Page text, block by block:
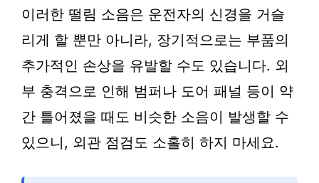
이러한 떨림 소음은 운전자의 신경을 거슬
리게 할 뿐만 아니라, 장기적으로는 부품의
추가적인 손상을 유발할 수도 있습니다. 외
부 충격으로 인해 범퍼나 도어 패널 등이 약
간 틀어졌을 때도 비슷한 소음이 발생할 수
있으니, 외관 점검도 소홀히 하지 마세요.